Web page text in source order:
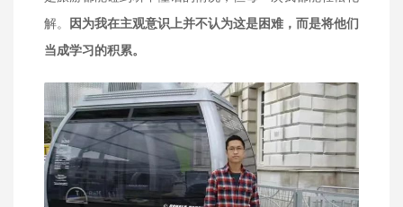
解。
因为我在主观意识上并不认为这是困难，而是将他们
当成学习的积累。